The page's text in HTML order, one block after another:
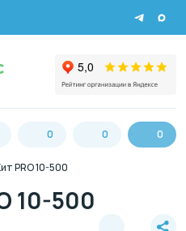
0 0 0
PRO 10-500
10-500